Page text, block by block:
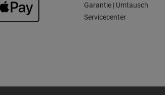
Garantie | Umtausch
Servicecenter